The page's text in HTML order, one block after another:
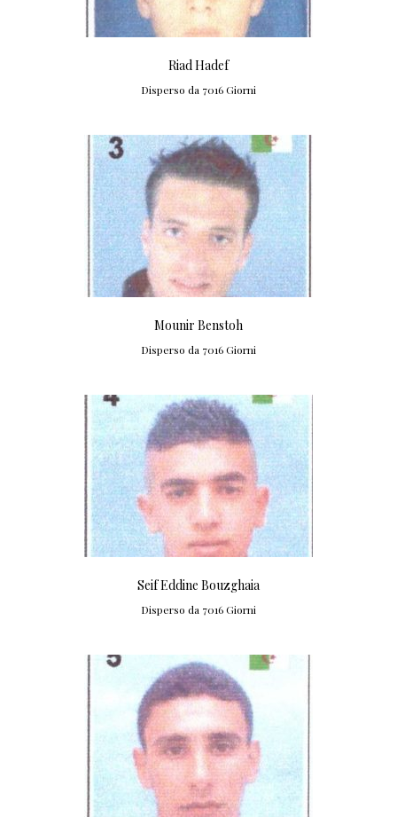
Riad Hadef
Disperso da 7016 Giorni
Mounir Benstoh
Disperso da 7016 Giorni
Seif Eddine Bouzghaia
Disperso da 7016 Giorni